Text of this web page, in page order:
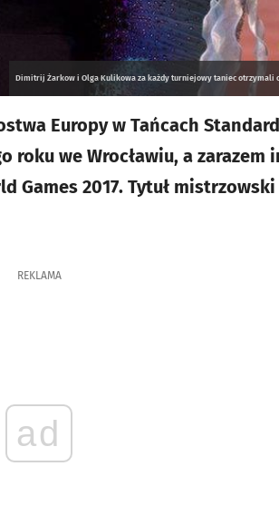
Dimitrij Żarkow i Olga Kulikowa za każdy turniejowy taniec otrzymali
Europy w Tańcach
we Wrocławiu, a zarazem
2017. Tytuł mistrzowski
REKLAMA
ad